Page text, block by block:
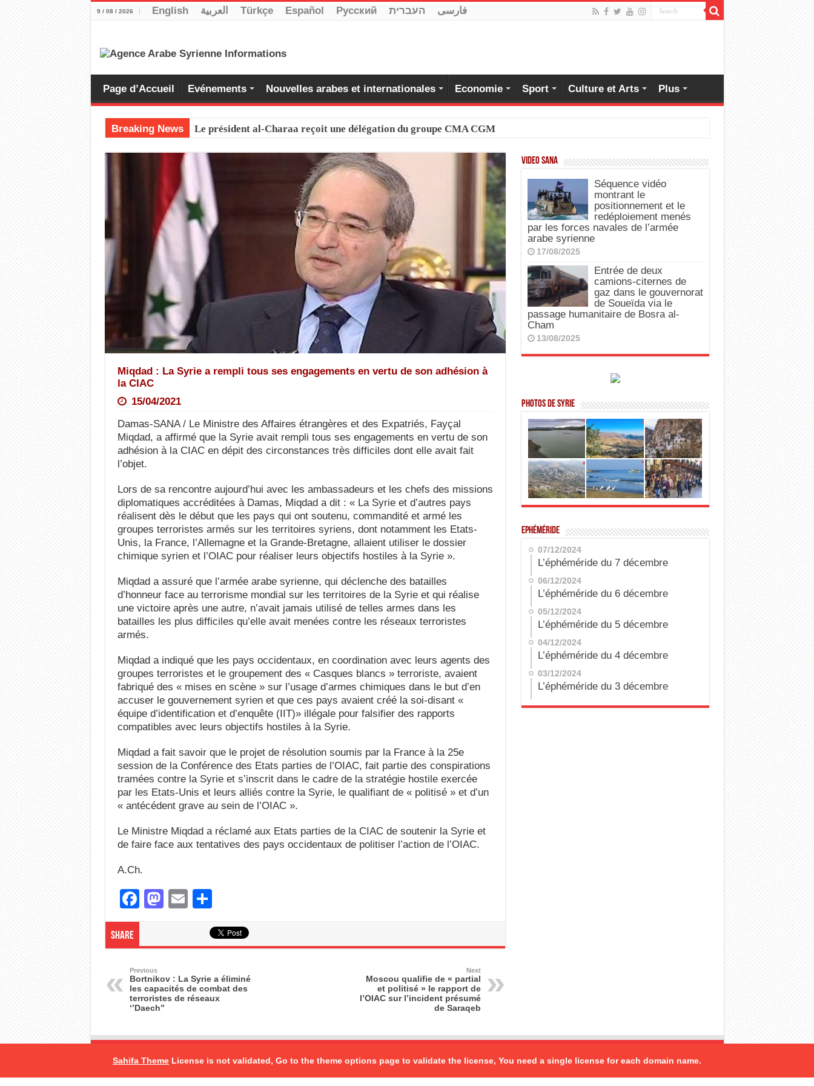
9 / 08 / 2026 English العربية Türkçe Español Pусский העברית فارسی
Page d’Accueil Evénements Nouvelles arabes et internationales Economie Sport Culture et Arts Plus
Breaking News Le président al-Charaa reçoit une délégation du groupe CMA CGM
Miqdad : La Syrie a rempli tous ses engagements en vertu de son adhésion à
la CIAC
15/04/2021
Damas-SANA / Le Ministre des Affaires étrangères et des Expatriés, Fayçal
Miqdad, a affirmé que la Syrie avait rempli tous ses engagements en vertu de son
adhésion à la CIAC en dépit des circonstances très difficiles dont elle avait fait
l’objet.
Lors de sa rencontre aujourd’hui avec les ambassadeurs et les chefs des missions
diplomatiques accréditées à Damas, Miqdad a dit : « La Syrie et d’autres pays
réalisent dès le début que les pays qui ont soutenu, commandité et armé les
groupes terroristes armés sur les territoires syriens, dont notamment les Etats-
Unis, la France, l’Allemagne et la Grande-Bretagne, allaient utiliser le dossier
chimique syrien et l’OIAC pour réaliser leurs objectifs hostiles à la Syrie ».
Miqdad a assuré que l’armée arabe syrienne, qui déclenche des batailles
d’honneur face au terrorisme mondial sur les territoires de la Syrie et qui réalise
une victoire après une autre, n’avait jamais utilisé de telles armes dans les
batailles les plus difficiles qu’elle avait menées contre les réseaux terroristes
armés.
Miqdad a indiqué que les pays occidentaux, en coordination avec leurs agents des
groupes terroristes et le groupement des « Casques blancs » terroriste, avaient
fabriqué des « mises en scène » sur l’usage d’armes chimiques dans le but d’en
accuser le gouvernement syrien et que ces pays avaient créé la soi-disant «
équipe d’identification et d’enquête (IIT)» illégale pour falsifier des rapports
compatibles avec leurs objectifs hostiles à la Syrie.
Miqdad a fait savoir que le projet de résolution soumis par la France à la 25e
session de la Conférence des Etats parties de l’OIAC, fait partie des conspirations
tramées contre la Syrie et s’inscrit dans le cadre de la stratégie hostile exercée
par les Etats-Unis et leurs alliés contre la Syrie, le qualifiant de « politisé » et d’un
« antécédent grave au sein de l’OIAC ».
Le Ministre Miqdad a réclamé aux Etats parties de la CIAC de soutenir la Syrie et
de faire face aux tentatives des pays occidentaux de politiser l’action de l’OIAC.
A.Ch.
F
a
b
o
o
k
M
d
o
E
ar
Share
Previous
Bortnikov : La Syrie a éliminé
les capacités de combat des
terroristes de réseaux
‘’Daech’’
Next
Moscou qualifie de « partial
et politisé » le rapport de
l’OIAC sur l’incident présumé
de Saraqeb
Video SANA
Séquence vidéo
montrant le
positionnement et le
redéploiement menés
par les forces navales de l’armée
arabe syrienne
17/08/2025
Entrée de deux
camions-citernes de
gaz dans le gouvernorat
de Soueïda via le
passage humanitaire de Bosra al-
Cham
13/08/2025
Photos de Syrie
Ephéméride
07/12/2024
L’éphéméride du 7 décembre
06/12/2024
L’éphéméride du 6 décembre
05/12/2024
L’éphéméride du 5 décembre
04/12/2024
L’éphéméride du 4 décembre
03/12/2024
L’éphéméride du 3 décembre
Sahifa Theme License is not validated, Go to the theme options page to validate the license, You need a single license for each domain name.